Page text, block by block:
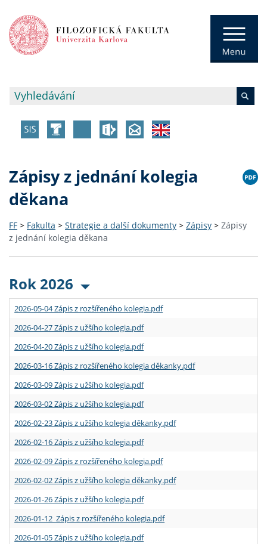
Zápisy z jednání kolegia
děkana
FF > Fakulta > Strategie a další dokumenty > Zápisy > Zápisy
z jednání kolegia děkana
Rok 2026
2026-05-04 Zápis z rozšířeného kolegia.pdf
2026-04-27 Zápis z užšího kolegia.pdf
2026-04-20 Zápis z užšího kolegia.pdf
2026-03-16 Zápis z rozšířeného kolegia děkanky.pdf
2026-03-09 Zápis z užšího kolegia.pdf
2026-03-02 Zápis z užšího kolegia.pdf
2026-02-23 Zápis z užšího kolegia děkanky.pdf
2026-02-16 Zápis z užšího kolegia.pdf
2026-02-09 Zápis z rozšířeného kolegia.pdf
2026-02-02 Zápis z užšího kolegia děkanky.pdf
2026-01-26 Zápis z užšího kolegia.pdf
2026-01-12 Zápis z rozšířeného kolegia.pdf
2026-01-05 Zápis z užšího kolegia.pdf